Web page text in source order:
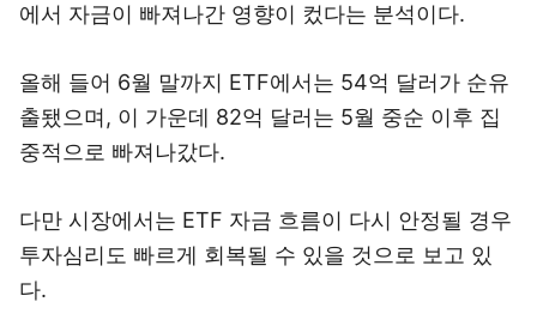
에서 자금이 빠져나간 영향이 컸다는 분석이다.
올해 들어 6월 말까지 ETF에서는 54억 달러가 순유
출됐으며, 이 가운데 82억 달러는 5월 중순 이후 집
중적으로 빠져나갔다.
다만 시장에서는 ETF 자금 흐름이 다시 안정될 경우
투자심리도 빠르게 회복될 수 있을 것으로 보고 있
다.